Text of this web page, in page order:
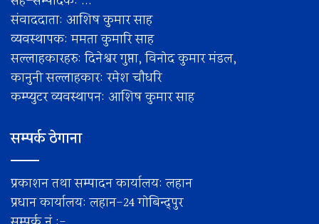
संवाददाता: आशिष कुमार साह
व्यवस्थापक: ममता कुमारि साह
सल्लाहकारहरु: दिनेश्वर गुप्ता, विनोद कुमार मंडल,
कानुनी सल्लाहकार: रमेश चाैधरि
कम्प्युटर व्यवस्थापन: आशिष कुमार साह
सम्पर्क ठेगाना
प्रकाशन तथा सम्पादन कार्यालय: लहान
प्रधान कार्यालय: लहान-24 गोबिन्द्पुर